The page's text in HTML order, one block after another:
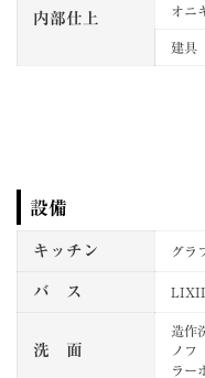
内部仕上
オニ
建具
設備
キッチン グラ
バ ス
洗 面
造作
ノフ
ラー